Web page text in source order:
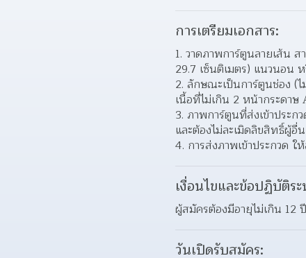
การเตรียมเอกสาร:
1. วาดภาพการ์ตูนลายเส้น
29.7 เซ็นติเมตร) แนวนอน
2. ลักษณะเป็นการ์ตูนช่อง (ไ
เนื้อที่ไม่เกิน 2 หน้ากระดาษ
3. ภาพการ์ตูนที่ส่งเข้าประก
และต้องไม่ละเมิดลิขสิทธิ์ผู้อื่น
4. การส่งภาพเข้าประกวด
เงื่อนไขและข้อปฏิบัติร
ผู้สมัครต้องมีอายุไม่เกิน
วันเปิดรับสมัคร: